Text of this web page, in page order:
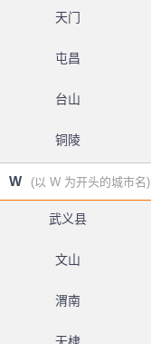
天门
屯昌
台山
铜陵
W (以 W 为开头的城市名)
武义县
文山
渭南